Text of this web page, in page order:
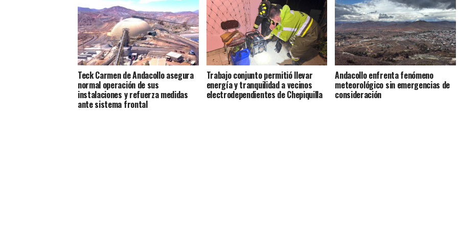
Teck Carmen de Andacollo asegura
normal operación de sus
instalaciones y refuerza medidas
ante sistema frontal
Trabajo conjunto permitió llevar
energía y tranquilidad a vecinos
electrodependientes de Chepiquilla
Andacollo enfrenta fenómeno
meteorológico sin emergencias de
consideración